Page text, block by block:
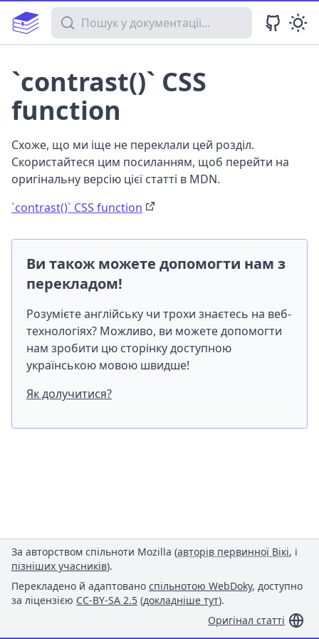
Пошук у документації
`contrast()` CSS
function
Схоже, що ми іще не переклали цей розділ.
Скористайтеся цим посиланням, щоб перейти на
оригінальну версію цієї статті в MDN.
`contrast()` CSS function
Ви також можете допомогти нам з
перекладом!
Розумієте англійську чи трохи знаєтесь на веб-
технологіях? Можливо, ви можете допомогти
нам зробити цю сторінку доступною
українською мовою швидше!
Як долучитися?
За авторством спільноти Mozilla (авторів первинної Вікі, і
пізніших учасників).
Перекладено й адаптовано спільнотою WebDoky, доступно
за ліцензією CC-BY-SA 2.5 (докладніше тут).
Оригінал статті